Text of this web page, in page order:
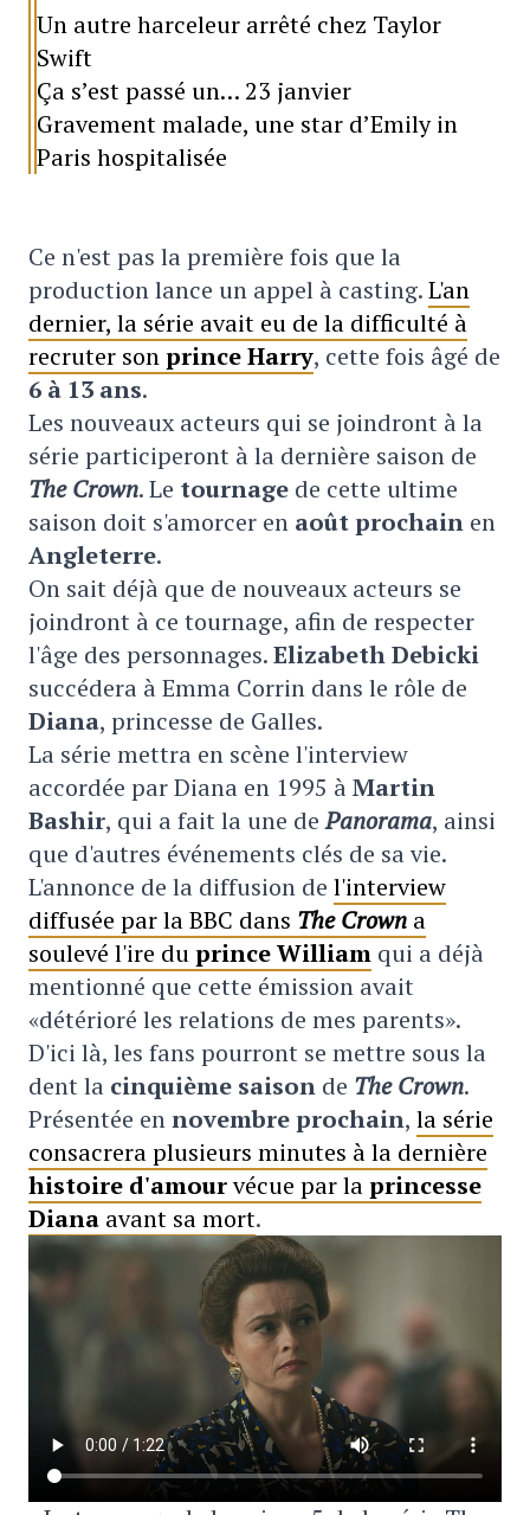
Un autre harceleur arrêté chez Taylor
Swift
Ça s’est passé un… 23 janvier
Gravement malade, une star d’Emily in
Paris hospitalisée
Ce n'est pas la première fois que la
production lance un appel à casting.L'an
dernier, la série avait eu de la difficulté à
recruter sonprince Harry, cette fois âgé de
6 à 13 ans.
Les nouveaux acteurs qui se joindront à la
série participeront à la dernière saison de
The Crown. Le tournage de cette ultime
saison doit s'amorcer en août prochain en
Angleterre.
On sait déjà que de nouveaux acteurs se
joindront à ce tournage, afin de respecter
l'âge des personnages.Elizabeth Debicki
succédera à Emma Corrin dans le rôle de
Diana, princesse de Galles.
La série mettra en scène l'interview
accordée par Diana en 1995 àMartin
Bashir, qui a fait la une dePanorama, ainsi
que d'autres événements clés de sa vie.
L'annonce de la diffusion de l'interview
diffusée par la BBC dans The Crown a
soulevé l'ire duprince William qui a déjà
mentionné que cette émission avait
«détérioré les relations de mes parents».
D'ici là, les fans pourront se mettre sous la
dent la cinquième saison de The Crown.
Présentée ennovembre prochain, la série
consacrera plusieurs minutes à la dernière
histoire d'amourvécue par laprincesse
Diana avant sa mort.